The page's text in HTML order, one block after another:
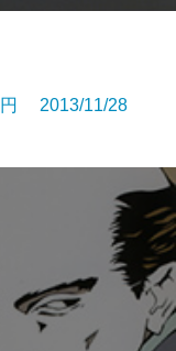
2013/11/28